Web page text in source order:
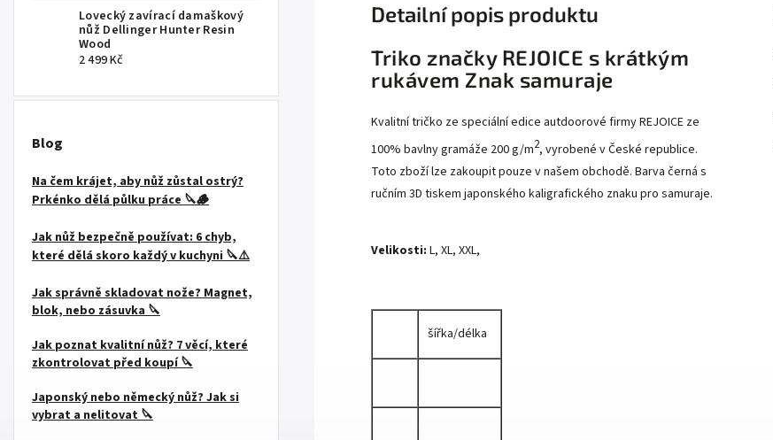
Lovecký zavírací damaškový
nůž Dellinger Hunter Resin
Wood
2 499 Kč
Blog
Na čem krájet, aby nůž zůstal ostrý?
Prkénko dělá půlku práce 🔪🪵
Jak nůž bezpečně používat: 6 chyb,
které dělá skoro každý v kuchyni 🔪⚠️
Jak správně skladovat nože? Magnet,
blok, nebo zásuvka 🔪
Jak poznat kvalitní nůž? 7 věcí, které
zkontrolovat před koupí 🔪
Japonský nebo německý nůž? Jak si
vybrat a nelitovat 🔪
Detailní popis produktu
Triko značky REJOICE s krátkým
rukávem Znak samuraje
Kvalitní tričko ze speciální edice autdoorové firmy REJOICE ze
100% bavlny gramáže 200 g/m2, vyrobené v České republice.
Toto zboží lze zakoupit pouze v našem obchodě. Barva černá s
ručním 3D tiskem japonského kaligrafického znaku pro samuraje.
Velikosti: L, XL, XXL,
šířka/délka